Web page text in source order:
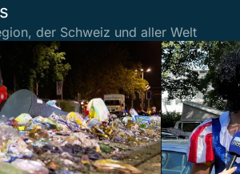
der Schweiz und aller Welt